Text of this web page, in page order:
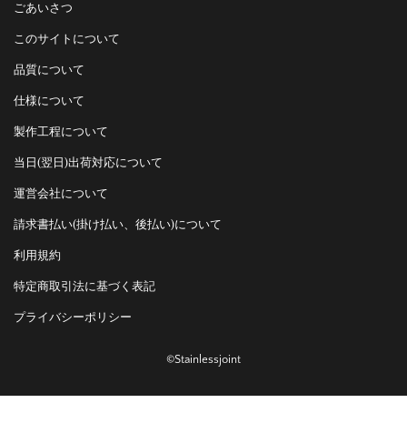
ごあいさつ
このサイトについて
品質について
仕様について
製作工程について
当日(翌日)出荷対応について
運営会社について
請求書払い(掛け払い、後払い)について
利用規約
特定商取引法に基づく表記
プライバシーポリシー
©Stainlessjoint